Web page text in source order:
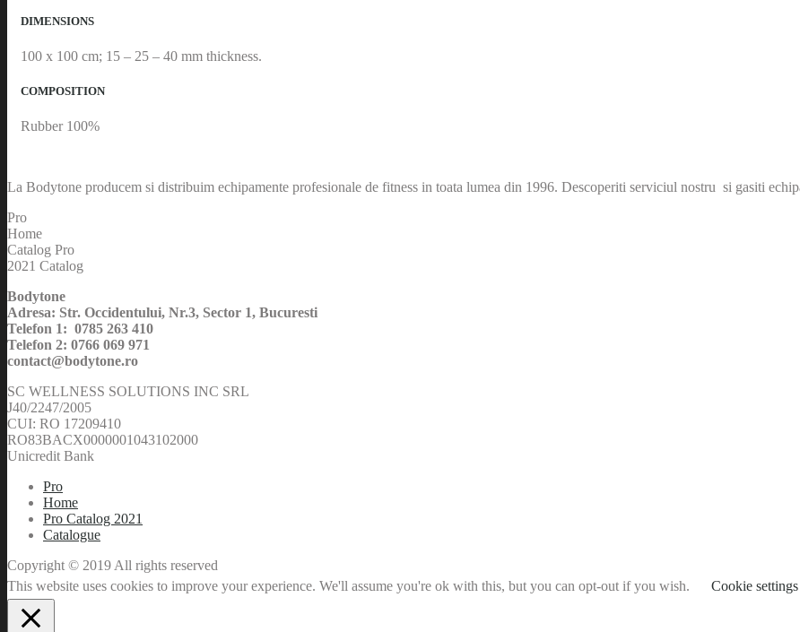
DIMENSIONS
100 x 100 cm; 15 – 25 – 40 mm thickness.
COMPOSITION
Rubber 100%
La Bodytone producem si distribuim echipamente profesionale de fitness in toata lumea din 1996. Descoperiti serviciul nostru si gasiti
Pro
Home
Catalog Pro
2021 Catalog
Bodytone
Adresa: Str. Occidentului, Nr.3, Sector 1, Bucuresti
Telefon 1: 0785 263 410
Telefon 2: 0766 069 971
contact@bodytone.ro
SC WELLNESS SOLUTIONS INC SRL
J40/2247/2005
CUI: RO 17209410
RO83BACX0000001043102000
Unicredit Bank
Pro
Home
Pro Catalog 2021
Catalogue
Copyright © 2019 All rights reserved
This website uses cookies to improve your experience. We'll assume you're ok with this, but you can opt-out if you wish.
Cookie settings